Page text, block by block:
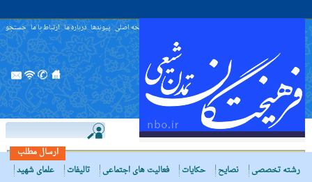
صفحه اصلی پیوندها درباره ما ارتباط با ما جستجو
ارسال مطلب
رشته تخصصی
نصایح حکایات فعالیت های اجتماعی تالیفات
علمای شهید